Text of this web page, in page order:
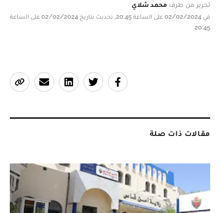
تحرير من طرف محمد شلاي
في 02/02/2024 على الساعة 20:45, تحديث بتاريخ 02/02/2024 على الساعة
20:45
مقالات ذات صلة